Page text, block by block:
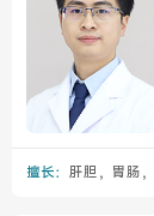
擅长： 肝胆，胃肠